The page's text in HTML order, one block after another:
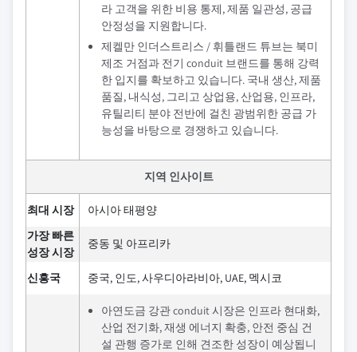
라 고객을 위한 비용 통제, 제품 일관성, 공급
안정성을 지원합니다.
제켈만 인더스트리스 / 휘틀랜드 튜브는 북미
제조 거점과 전기 conduit 브랜드를 통해 강력
한 입지를 확보하고 있습니다. 국내 생산, 제품
품질, 내식성, 그리고 상업용, 산업용, 인프라,
유틸리티 분야 전반에 걸친 광범위한 공급 가
능성을 바탕으로 경쟁하고 있습니다.
지역 인사이트
최대 시장
아시아 태평양
가장 빠른
성장 시장
중동 및 아프리카
신흥국 중국, 인도, 사우디아라비아, UAE, 멕시코
아연도금 강관 conduit 시장은 인프라 현대화,
산업 전기화, 재생 에너지 확충, 안전 중심 건
설 관행 증가로 인해 견조한 성장이 예상됩니